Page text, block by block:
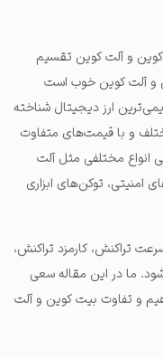
و آلت کوین تقسیم
و آلت کوین خوب است
ارز دیجیتال شناخته
و با قیمت‌های متفاوت
انواع مختلفی مثل آلت
امنیتی، توکن‌های ابزاری
تراکنش، کارمزد تراکنش،
ما در این مقاله سعی
و تفاوت بیت کوین و آلت